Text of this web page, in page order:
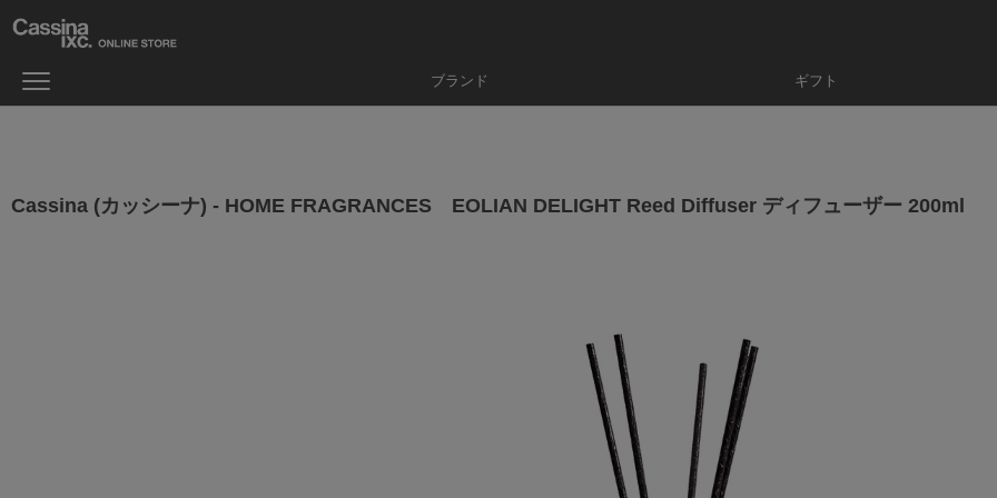
ブランド ギフト
Cassina (カッシーナ) - HOME FRAGRANCES EOLIAN DELIGHT Reed Diffuser ディフューザー 200ml